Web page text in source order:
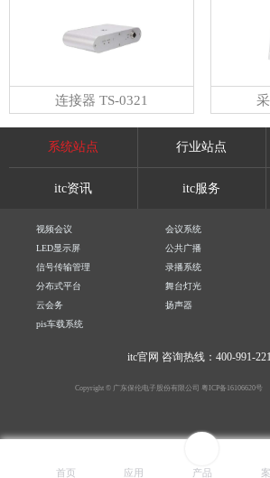
连接器 TS-0321
系统站点 行业站点
itc资讯 itc服务
视频会议 会议系统
LED显示屏
公共广播
信号传输管理
录播系统
分布式平台
舞台灯光
云会务
扬声器
pis车载系统
itc官网 咨询热线：400-991-
Copyright © 广东保伦电子股份有限公司 粤ICP备16106620号
首页 应用 产品